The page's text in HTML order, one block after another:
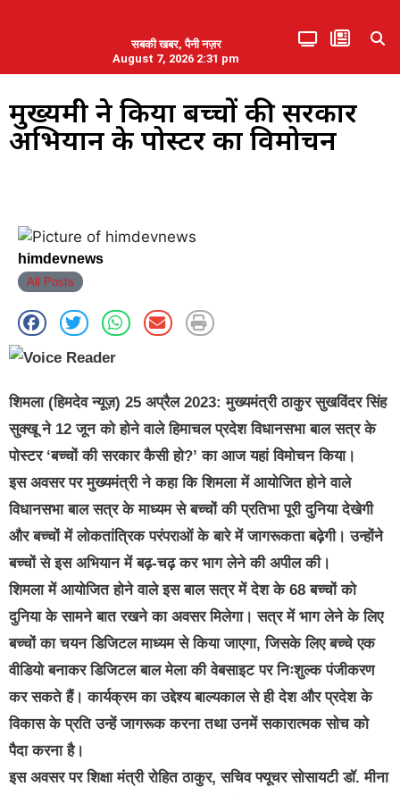
सबकी खबर, पैनी नज़र
August 7, 2026 2:31 pm
मुख्यमंत्री ने किया बच्चों की सरकार
अभियान के पोस्टर का विमोचन
himdevnews
All Posts
शिमला (हिमदेव न्यूज़) 25 अप्रैल 2023: मुख्यमंत्री ठाकुर सुखविंदर सिंह
सुक्खू ने 12 जून को होने वाले हिमाचल प्रदेश विधानसभा बाल सत्र के
पोस्टर ‘बच्चों की सरकार कैसी हो?’ का आज यहां विमोचन किया।
इस अवसर पर मुख्यमंत्री ने कहा कि शिमला में आयोजित होने वाले
विधानसभा बाल सत्र के माध्यम से बच्चों की प्रतिभा पूरी दुनिया देखेगी
और बच्चों में लोकतांत्रिक परंपराओं के बारे में जागरूकता बढ़ेगी। उन्होंने
बच्चों से इस अभियान में बढ़-चढ़ कर भाग लेने की अपील की।
शिमला में आयोजित होने वाले इस बाल सत्र में देश के 68 बच्चों को
दुनिया के सामने बात रखने का अवसर मिलेगा। सत्र में भाग लेने के लिए
बच्चों का चयन डिजिटल माध्यम से किया जाएगा, जिसके लिए बच्चे एक
वीडियो बनाकर डिजिटल बाल मेला की वेबसाइट पर निःशुल्क पंजीकरण
कर सकते हैं। कार्यक्रम का उद्देश्य बाल्यकाल से ही देश और प्रदेश के
विकास के प्रति उन्हें जागरूक करना तथा उनमें सकारात्मक सोच को
पैदा करना है।
इस अवसर पर शिक्षा मंत्री रोहित ठाकुर, सचिव फ्यूचर सोसायटी डॉ. मीना